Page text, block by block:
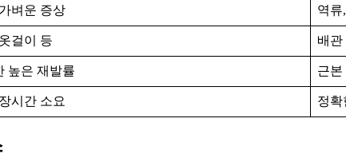
벼운 증상 역류
걸이 등 배관
높은 재발률 근본
시간 소요 정확